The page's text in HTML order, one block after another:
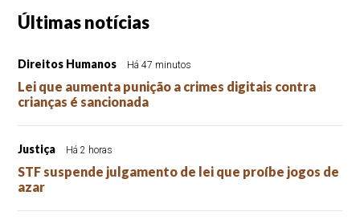
Últimas notícias
Direitos Humanos Há 47 minutos
Lei que aumenta punição a crimes digitais contra
crianças é sancionada
Justiça Há 2 horas
STF suspende julgamento de lei que proíbe jogos de
azar